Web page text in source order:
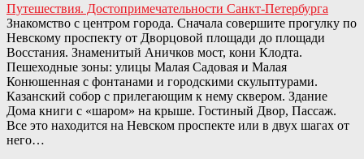
Путешествия. Достопримечательности Санкт-Петербурга
Знакомство с центром города. Сначала совершите прогулку по
Невскому проспекту от Дворцовой площади до площади
Восстания. Знаменитый Аничков мост, кони Клодта.
Пешеходные зоны: улицы Малая Садовая и Малая
Конюшенная с фонтанами и городскими скульптурами.
Казанский собор с прилегающим к нему сквером. Здание
Дома книги с «шаром» на крыше. Гостиный Двор, Пассаж.
Все это находится на Невском проспекте или в двух шагах от
него…